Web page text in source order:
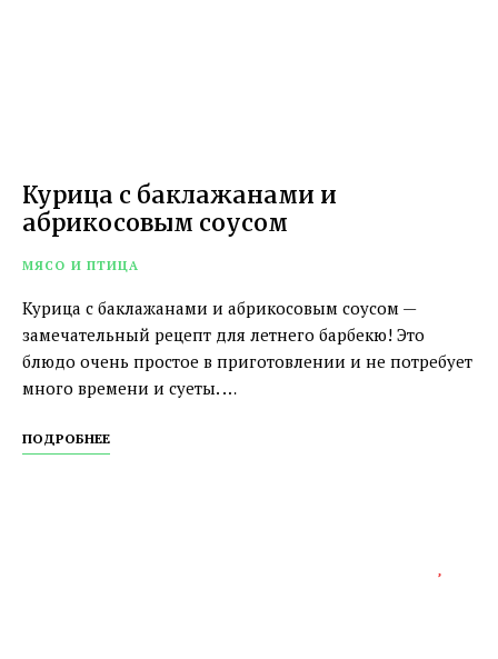
Курица с баклажанами и
абрикосовым соусом
МЯСО И ПТИЦА
Курица с баклажанами и абрикосовым соусом —
замечательный рецепт для летнего барбекю! Это
блюдо очень простое в приготовлении и не потребует
много времени и суеты. …
ПОДРОБНЕЕ